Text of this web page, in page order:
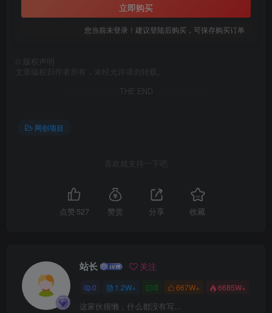
立即购买
您当前未登录！建议登陆后购买，可保存购买订单
版权声明
文章版权归作者所有，未经允许请勿转载。
THE END
网创项目
喜欢就支持一下吧
点赞 527 赞赏 分享 收藏
站长 关注
0 1.2W+ 0 667W+ 6685W+
这家伙很懒，什么都没有写...